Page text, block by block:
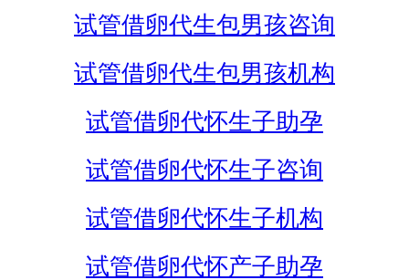
试管借卵代生包男孩咨询
试管借卵代生包男孩机构
试管借卵代怀生子助孕
试管借卵代怀生子咨询
试管借卵代怀生子机构
试管借卵代怀产子助孕